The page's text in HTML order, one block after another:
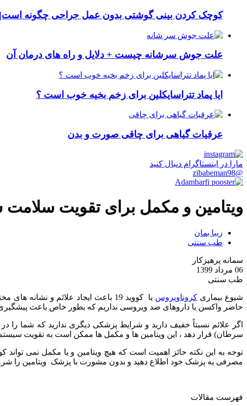
کوچک کردن بینی گوشتی بدون عمل جراحی چگونه
علت جوش سرشانه چیست + دلایل و راه های درمان آن
ایا پماد تتراسایکلین برای زخم بخیه خوب است ؟
عرقیات گیاهی برای چاقی صورت و بدن
مارا در اینستاگرام دنبال کنید
@zibabeman98
ویتامین و مکمل برای تقویت سلامت
زیبا بمان
طب سنتی
سمانه پرهیزکار
06 مرداد 1399
طب سنتی
شیوع بیماری کروناویروس
یا کووید 19 باعث ایجاد علائم و
حاضر واکسن یا داروهای ضد ویروسی نداریم که بطور خاص باعث پیشگیری
اگر علائم نسبتاً خفیف دارید و شرایط پزشکی دیگری ندارید که شما را در معرض خطر ابتلا
سرطان) قرار دهد ، این ویتامین ها و مکمل ها ممکن است به تقویت
مصرفی به پزشک خود اطلاع دهید و بدون مشورت با پزشک ویتامین را
فهرست مقالات